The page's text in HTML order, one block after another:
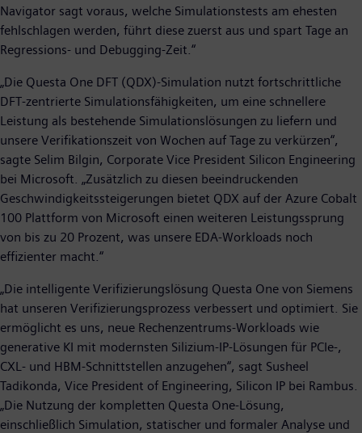
Navigator sagt voraus, welche Simulationstests am ehesten
fehlschlagen werden, führt diese zuerst aus und spart Tage an
Regressions- und Debugging-Zeit.“
„Die Questa One DFT (QDX)-Simulation nutzt fortschrittliche
DFT-zentrierte Simulationsfähigkeiten, um eine schnellere
Leistung als bestehende Simulationslösungen zu liefern und
unsere Verifikationszeit von Wochen auf Tage zu verkürzen“,
sagte Selim Bilgin, Corporate Vice President Silicon Engineering
bei Microsoft. „Zusätzlich zu diesen beeindruckenden
Geschwindigkeitssteigerungen bietet QDX auf der Azure Cobalt
100 Plattform von Microsoft einen weiteren Leistungssprung
von bis zu 20 Prozent, was unsere EDA-Workloads noch
effizienter macht.“
„Die intelligente Verifizierungslösung Questa One von Siemens
hat unseren Verifizierungsprozess verbessert und optimiert. Sie
ermöglicht es uns, neue Rechenzentrums-Workloads wie
generative KI mit modernsten Silizium-IP-Lösungen für PCIe-,
CXL- und HBM-Schnittstellen anzugehen“, sagt Susheel
Tadikonda, Vice President of Engineering, Silicon IP bei Rambus.
„Die Nutzung der kompletten Questa One-Lösung,
einschließlich Simulation, statischer und formaler Analyse und